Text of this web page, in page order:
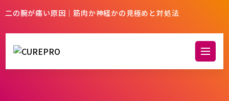
二の腕が痛い原因｜筋肉か神経かの見極めと対処法